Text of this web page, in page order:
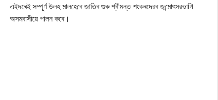
এইদৰেই সম্পূৰ্ণ উলহ মালহেৰে জাতিৰ গুৰু শ্ৰীমন্ত শংকৰদেৱৰ জন্মোৎসৱভাগি
অসমবাসীয়ে পালন কৰে।